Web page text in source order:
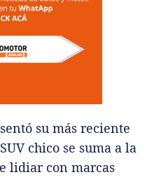
su más reciente
chico se suma a la
lidiar con marcas